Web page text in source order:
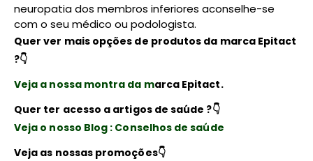
neuropatia dos membros inferiores aconselhe-se
com o seu médico ou podologista.
Quer ver mais opções de produtos da marca Epitact
?👇
Veja a nossa montra da marca Epitact.
Quer ter acesso a artigos de saúde ?👇
Veja o nosso Blog : Conselhos de saúde
Veja as nossas promoções👇